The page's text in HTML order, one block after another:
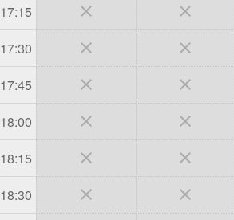
17:15  
17:30  
17:45  
18:00  
18:15  
18:30  